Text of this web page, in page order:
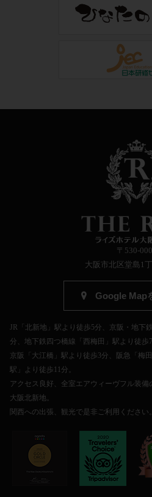
〒530-
大阪市北区堂島1
Google Map
JR「北新地」駅より徒歩5分、京阪・地下
分、地下鉄四つ橋線「西梅田」駅より徒歩7
京阪「大江橋」駅より徒歩3分、阪急「梅
駅」より徒歩11分。
アクセス良好、全室エアウィーヴフル装備
大阪北新地。
関西への出張、観光で是非ご利用ください。